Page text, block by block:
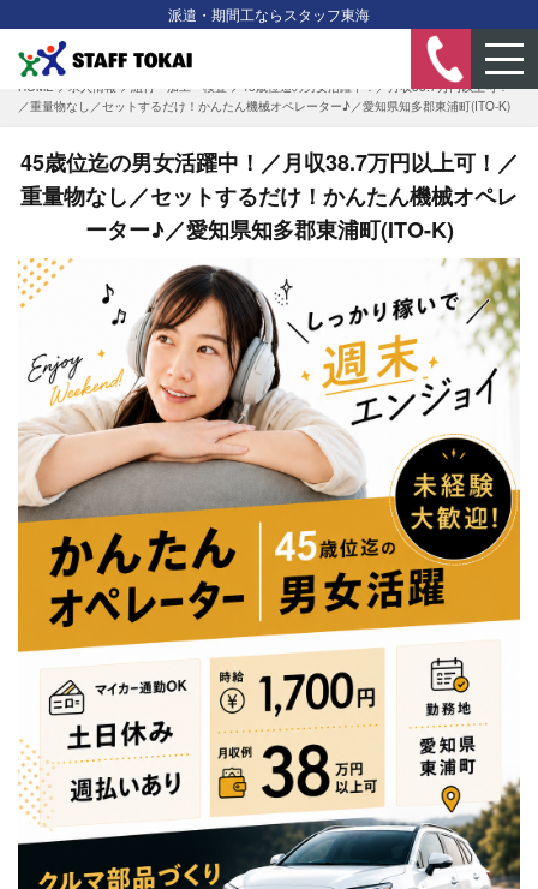
派遣・期間工ならスタッフ東海
HOME > 求人情報 > 組付・加工・検査 > 45歳位迄の男女活躍中！／月収38.7万円以上可！
／重量物なし／セットするだけ！かんたん機械オペレーター♪／愛知県知多郡東浦町(ITO-K)
45歳位迄の男女活躍中！／月収38.7万円以上可！／
重量物なし／セットするだけ！かんたん機械オペレ
ーター♪／愛知県知多郡東浦町(ITO-K)